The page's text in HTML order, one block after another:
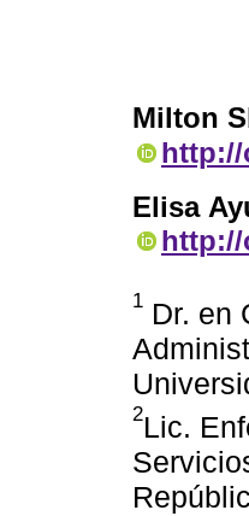
Milton
http://
Elisa
http://
1 Dr. en
2Lic.